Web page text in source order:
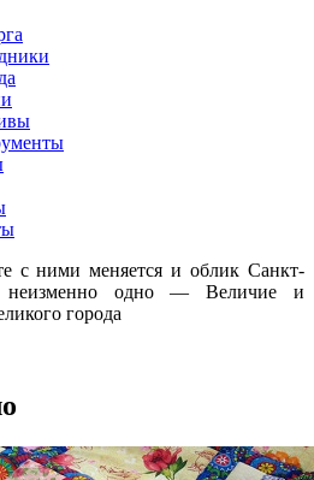
с ними меняется и облик Санкт-
неизменно одно — Величие и
города